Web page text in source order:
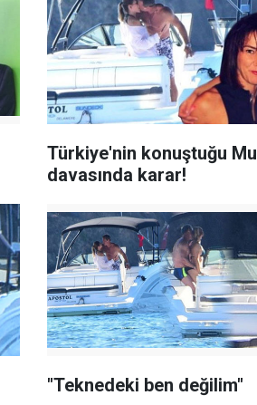
Türkiye'nin konuştuğu
davasında karar!
"Teknedeki ben değilim"